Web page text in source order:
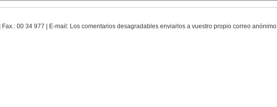
00 34 977 | E-mail: Los comentarios desagradables enviarlos a vuestro propio correo anónimo